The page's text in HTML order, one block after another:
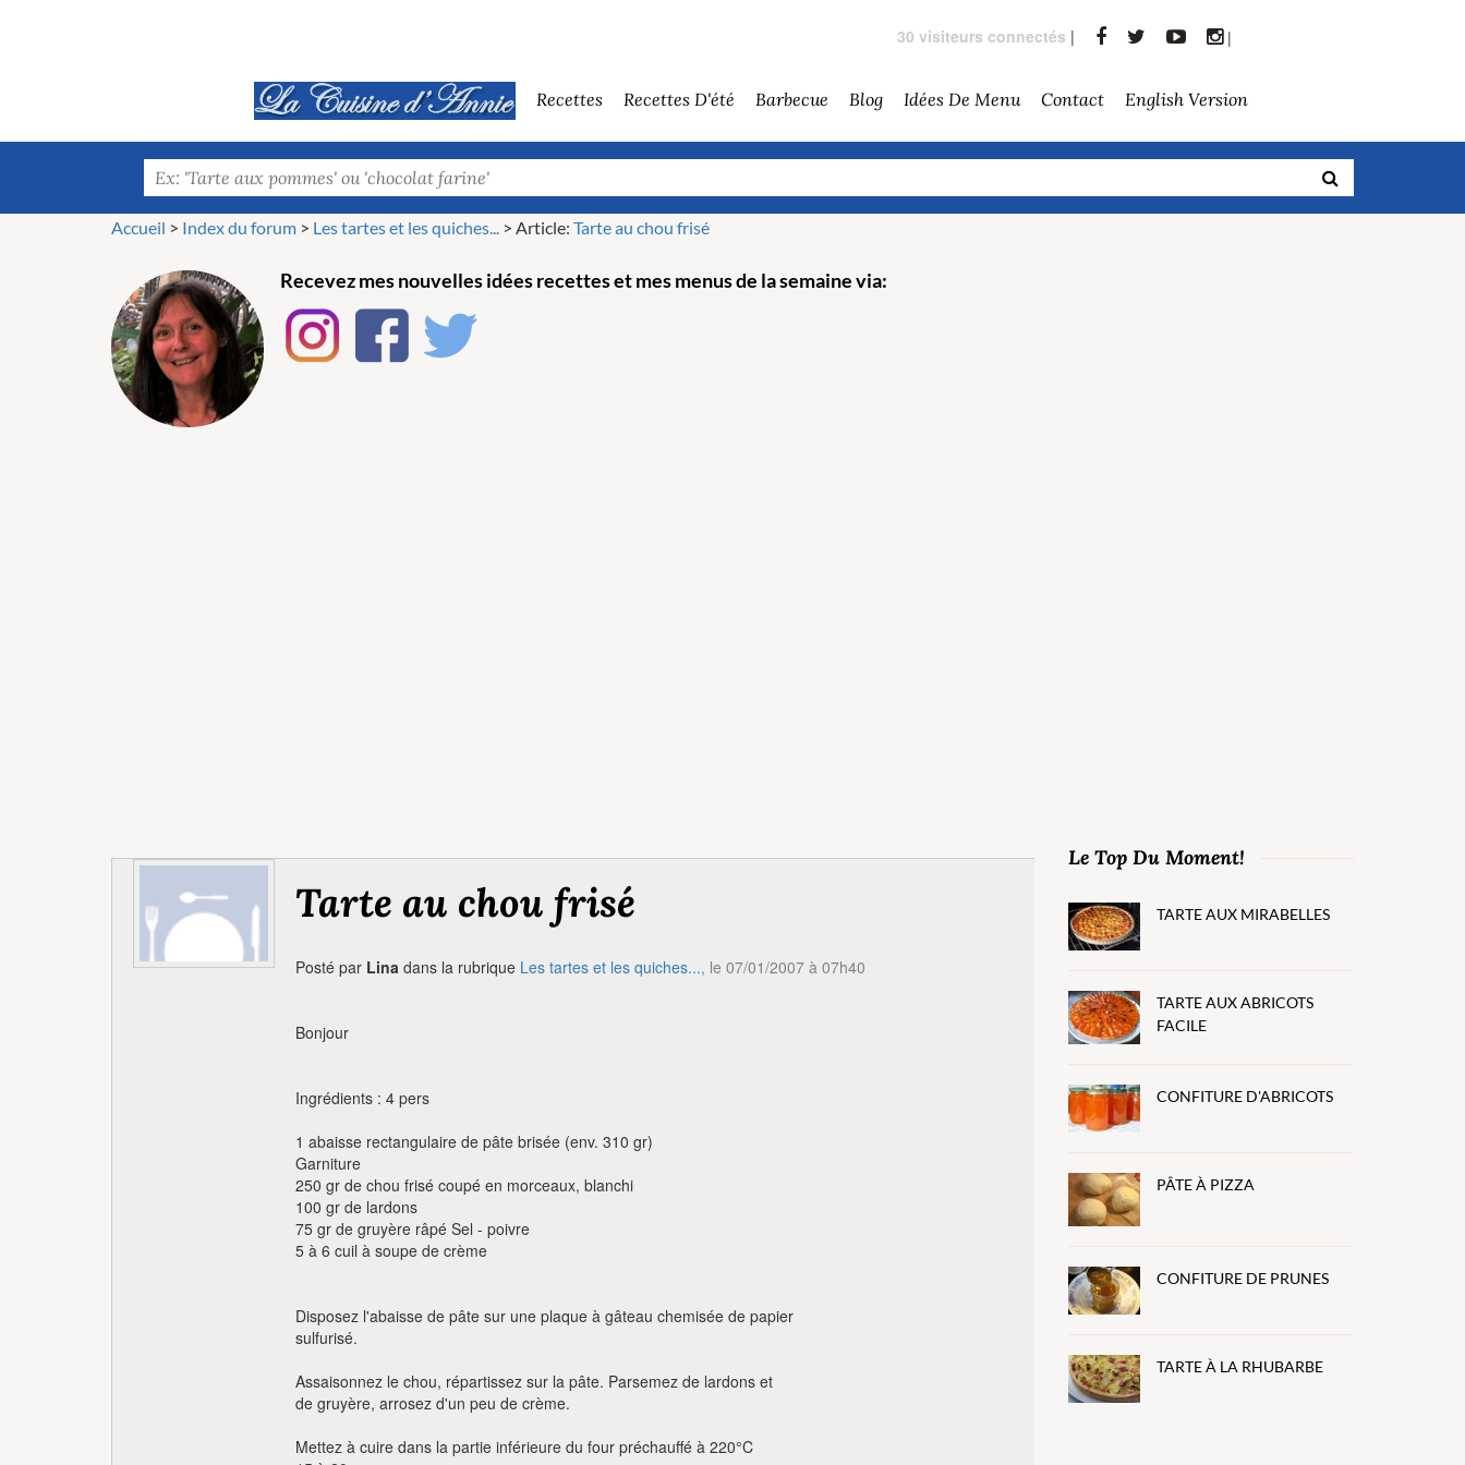
30 visiteurs connectés | |
Recettes Recettes D'été Barbecue Blog Idées De Menu Contact English Version
Accueil > Index du forum > Les tartes et les quiches... > Article: Tarte au chou frisé
Recevez mes nouvelles idées recettes et mes menus de la semaine via:
Tarte au chou frisé
Posté par Lina dans la rubrique Les tartes et les quiches..., le 07/01/2007 à 07h40
Bonjour
Ingrédients : 4 pers
1 abaisse rectangulaire de pâte brisée (env. 310 gr)
Garniture
250 gr de chou frisé coupé en morceaux, blanchi
100 gr de lardons
75 gr de gruyère râpé Sel - poivre
5 à 6 cuil à soupe de crème
Disposez l'abaisse de pâte sur une plaque à gâteau chemisée de papier
sulfurisé.
Assaisonnez le chou, répartissez sur la pâte. Parsemez de lardons et
de gruyère, arrosez d'un peu de crème.
Mettez à cuire dans la partie inférieure du four préchauffé à 220°C
Le Top Du Moment!
TARTE AUX MIRABELLES
TARTE AUX ABRICOTS
FACILE
CONFITURE D'ABRICOTS
PÂTE À PIZZA
CONFITURE DE PRUNES
TARTE À LA RHUBARBE